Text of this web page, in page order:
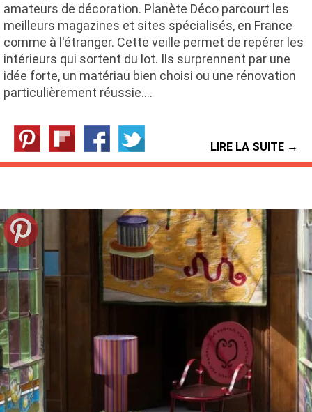
amateurs de décoration. Planète Déco parcourt les
meilleurs magazines et sites spécialisés, en France
comme à l'étranger. Cette veille permet de repérer les
intérieurs qui sortent du lot. Ils surprennent par une
idée forte, un matériau bien choisi ou une rénovation
particulièrement réussie.…
LIRE LA SUITE →